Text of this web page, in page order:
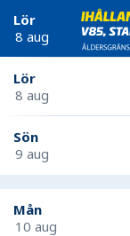
Lör
8 aug
Lör
8 aug
Sön
9 aug
Mån
10 aug